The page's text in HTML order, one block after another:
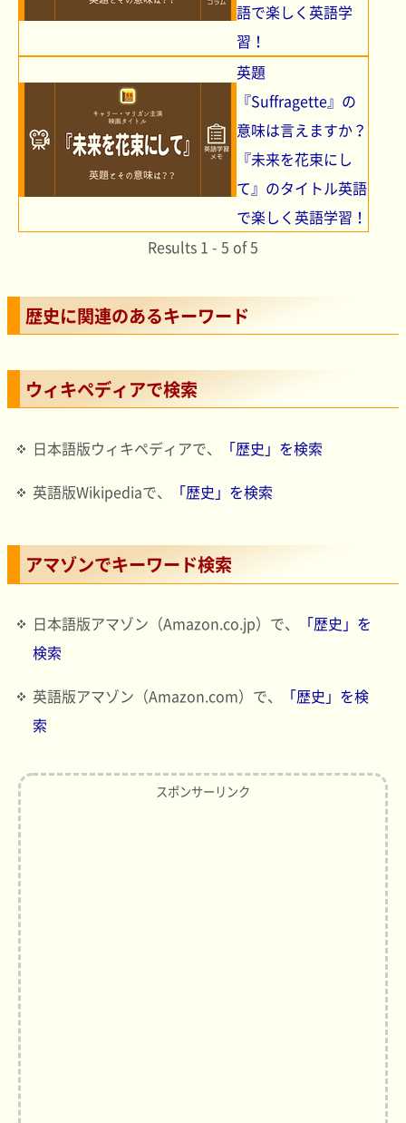
語で楽しく英語学
習！
英題
『Suffragette』の
意味は言えますか？
『未来を花束にし
て』のタイトル英語
で楽しく英語学習！
Results 1 - 5 of 5
歴史に関連のあるキーワード
ウィキペディアで検索
日本語版ウィキペディアで、
「歴史」を検索
英語版Wikipediaで、
「歴史」を検索
アマゾンでキーワード検索
日本語版アマゾン（Amazon.co.jp）で、
「歴史」を
検索
英語版アマゾン（Amazon.com）で、
「歴史」を検
索
スポンサーリンク